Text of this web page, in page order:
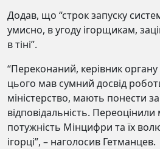
Додав, що “строк запуску
умисно, в угоду ігорщикам,
в тіні”.
“Переконаний, керівник
цього мав сумний досвід
міністерство, мають понести
відповідальність.
потужність Мінцифри та їх
ігорці”, – наголосив Гетманцев.